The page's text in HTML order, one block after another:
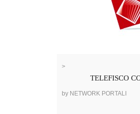
>
TELEFISCO
by NETWORK PORTALI